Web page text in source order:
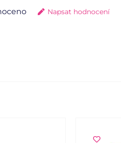
Napsat hodnocení